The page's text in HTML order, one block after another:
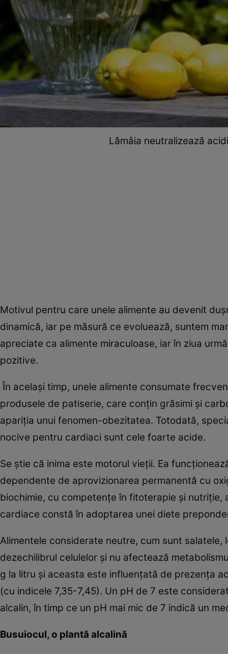
Lămâia neutralizează
Motivul pentru care unele alimente au devenit
dinamică, iar pe măsură ce evoluează, suntem
apreciate ca alimente miraculoase, iar în ziua
pozitive.
În acelaşi timp, unele alimente consumate
produsele de patiserie, care conţin grăsimi şi
apariţia unui fenomen-obezitatea. Totodată,
nocive pentru cardiaci sunt cele foarte acide.
Se ştie că inima este motorul vieţii. Ea
dependente de aprovizionarea permanentă cu
biochimie, cu competenţe în fitoterapie şi
cardiace constă în adoptarea unei diete
Alimentele considerate neutre, cum sunt
dezechilibrul celulelor şi nu afectează
g la litru şi aceasta este influenţată de prezenţa
(cu indicele 7,35-7,45). Un pH de 7 este
alcalin, în timp ce un pH mai mic de 7 indică un
Busuiocul, o plantă alcalină